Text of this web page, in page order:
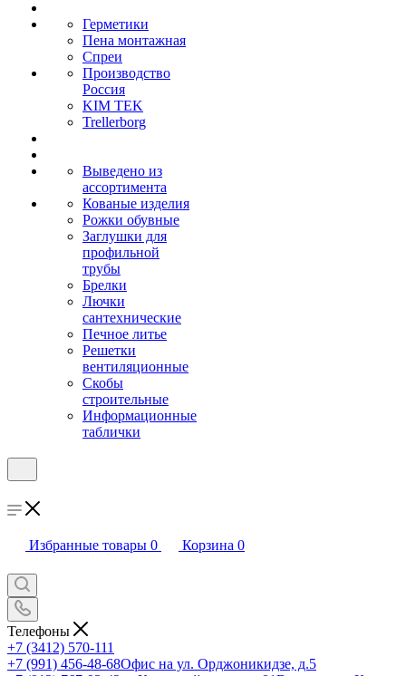
Герметики
Пена монтажная
Спреи
Производство
Россия
KIM TEK
Trellerborg
Выведено из
ассортимента
Кованые изделия
Рожки обувные
Заглушки для
профильной
трубы
Брелки
Лючки
сантехнические
Печное литье
Решетки
вентиляционные
Скобы
строительные
Информационные
таблички
Избранные товары 0 Корзина 0
Телефоны
+7 (3412) 570-111
+7 (991) 456-48-68Офис на ул. Орджоникидзе, д.5